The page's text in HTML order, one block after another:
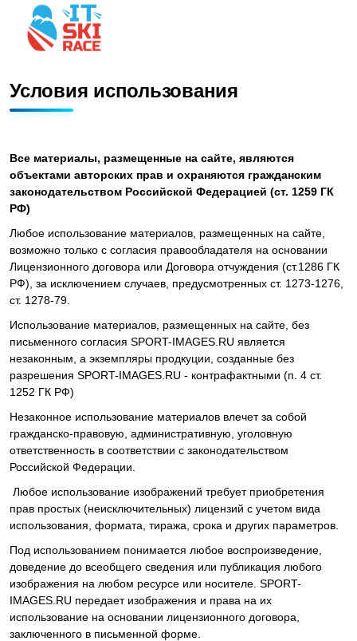
Условия использования
Все материалы, размещенные на сайте, являются
объектами авторских прав и охраняются гражданским
законодательством Российской Федерацией (ст. 1259 ГК
РФ)
Любое использование материалов, размещенных на сайте,
возможно только с согласия правообладателя на основании
Лицензионного договора или Договора отчуждения (ст.1286 ГК
РФ), за исключением случаев, предусмотренных ст. 1273-1276,
ст. 1278-79.
Использование материалов, размещенных на сайте, без
письменного согласия SPORT-IMAGES.RU является
незаконным, а экземпляры продкуции, созданные без
разрешения SPORT-IMAGES.RU - контрафактными (п. 4 ст.
1252 ГК РФ)
Незаконное использование материалов влечет за собой
гражданско-правовую, административную, уголовную
ответственность в соответствии с законодательством
Российской Федерации.
Любое использование изображений требует приобретения
прав простых (неисключительных) лицензий с учетом вида
использования, формата, тиража, срока и других параметров.
Под использованием понимается любое воспроизведение,
доведение до всеобщего сведения или публикация любого
изображения на любом ресурсе или носителе. SPORT-
IMAGES.RU передает изображения и права на их
использование на основании лицензионного договора,
заключенного в письменной форме.